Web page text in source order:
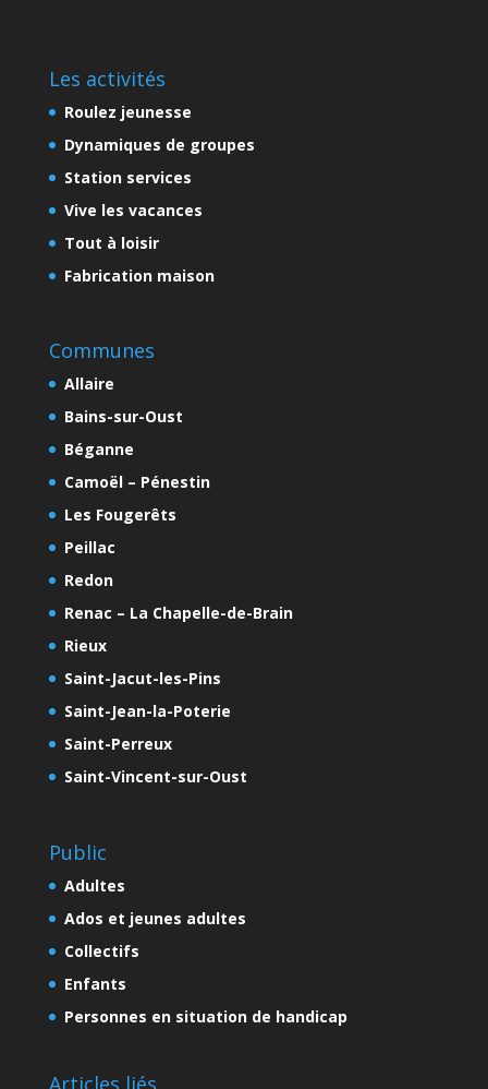
Les activités
Roulez jeunesse
Dynamiques de groupes
Station services
Vive les vacances
Tout à loisir
Fabrication maison
Communes
Allaire
Bains-sur-Oust
Béganne
Camoël – Pénestin
Les Fougerêts
Peillac
Redon
Renac – La Chapelle-de-Brain
Rieux
Saint-Jacut-les-Pins
Saint-Jean-la-Poterie
Saint-Perreux
Saint-Vincent-sur-Oust
Public
Adultes
Ados et jeunes adultes
Collectifs
Enfants
Personnes en situation de handicap
Articles liés